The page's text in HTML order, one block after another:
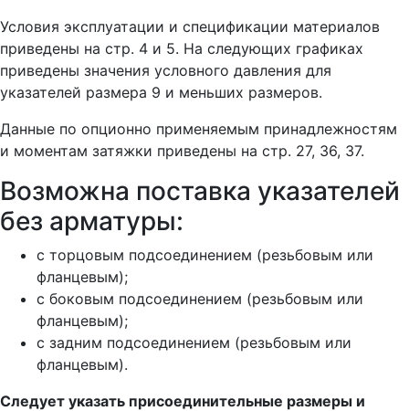
Условия эксплуатации и спецификации материалов
приведены на стр. 4 и 5. На следующих графиках
приведены значения условного давления для
указателей размера 9 и меньших размеров.
Данные по опционно применяемым принадлежностям
и моментам затяжки приведены на стр. 27, 36, 37.
Возможна поставка указателей
без арматуры:
с торцовым подсоединением (резьбовым или
фланцевым);
с боковым подсоединением (резьбовым или
фланцевым);
с задним подсоединением (резьбовым или
фланцевым).
Следует указать присоединительные размеры и